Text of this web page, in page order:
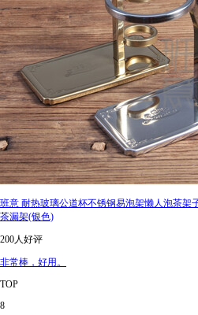
班意 耐热玻璃公道杯不锈钢易泡架懒人泡茶架
茶漏架(银色)
200人好评
非常棒，好用。
TOP
8